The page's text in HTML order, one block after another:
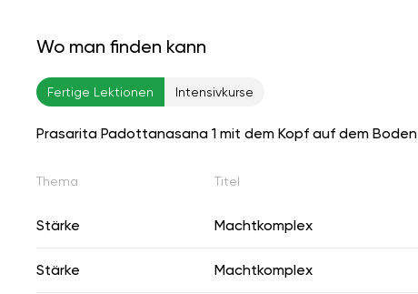
Wo man finden kann
Fertige Lektionen Intensivkurse
Prasarita Padottanasana 1 mit dem Kopf auf dem Boden
Thema Titel
Stärke Machtkomplex
Stärke Machtkomplex